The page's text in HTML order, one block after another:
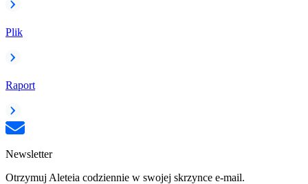
Plik
Raport
Newsletter
Otrzymuj Aleteia codziennie w swojej skrzynce e-mail.